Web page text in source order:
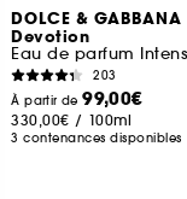
DOLCE & GABBANA
Devotion
Eau de parfum
203
À partir de99,00€
330,00€ / 100ml
3 contenances disponibles